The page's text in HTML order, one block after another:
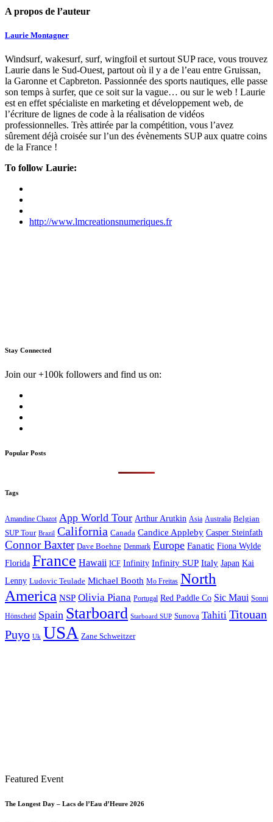
A propos de l’auteur
Laurie Montagner
Windsurf, wakesurf, surf, wingfoil et surtout SUP race, vous trouvez
Laurie dans le Sud-Ouest, partout où il y a de l’eau entre Gruissan,
la Garonne et Capbreton. Passionnée des sports nautiques, elle passe
son temps à surfer, que ce soit sur la vague… ou sur le web ! Laurie
est en effet spécialiste en marketing et développement web, de
l’écriture de lignes de code à la réalisation de vidéos
professionnelles. Très attirée par la compétition, vous l’avez
sûrement déjà croisée sur l’un des évènements SUP aux quatre coins
de la France !
To follow Laurie:
http://www.lmcreationsnumeriques.fr
Stay Connected
Join our +100k followers and find us on:
Popular Posts
Tags
Amandine Chazot App World Tour Arthur Arutkin Asia Australia Belgian
SUP Tour Brazil California Canada Candice Appleby Casper Steinfath
Connor Baxter Dave Boehne Denmark Europe Fanatic Fiona Wylde
Florida France Hawaii ICF Infinity Infinity SUP Italy Japan Kai
Lenny Ludovic Teulade Michael Booth Mo Freitas North
America NSP Olivia Piana Portugal Red Paddle Co Sic Maui Sonni
Hönscheid Spain Starboard Starboard SUP Sunova Tahiti Titouan
Puyo Uk USA Zane Schweitzer
Featured Event
The Longest Day – Lacs de l’Eau d’Heure 2026